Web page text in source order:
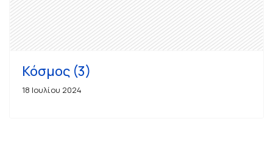
Κόσμος (3)
18 Ιουλίου 2024